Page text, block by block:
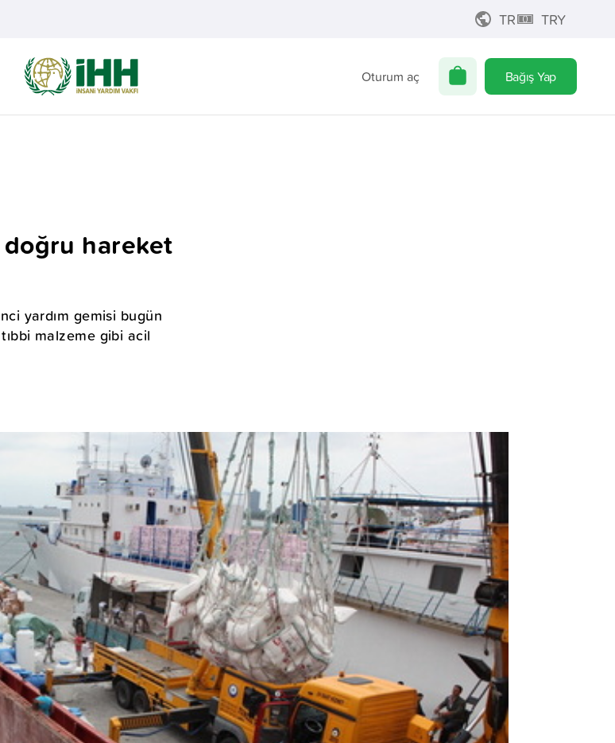
TR TRY
Oturum aç Bağış Yap
hareket
yardım gemisi bugün
malzeme gibi acil